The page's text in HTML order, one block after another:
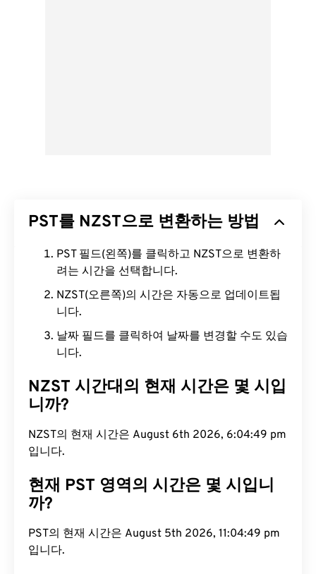
PST를 NZST으로 변환하는 방법
PST 필드(왼쪽)를 클릭하고 NZST으로 변환하
려는 시간을 선택합니다.
NZST(오른쪽)의 시간은 자동으로 업데이트됩
니다.
날짜 필드를 클릭하여 날짜를 변경할 수도 있습
니다.
NZST 시간대의 현재 시간은 몇 시입
니까?
NZST의 현재 시간은 August 6th 2026, 6:04:50 pm
입니다.
현재 PST 영역의 시간은 몇 시입니
까?
PST의 현재 시간은 August 5th 2026, 11:04:50 pm
입니다.